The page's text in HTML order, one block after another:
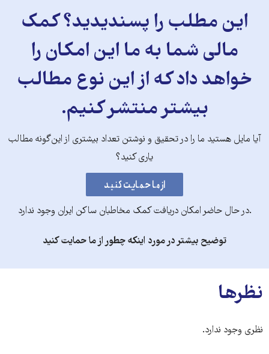
این مطلب را پسندیدید؟ کمک
مالی شما به ما این امکان را
خواهد داد که از این نوع مطالب
بیشتر منتشر کنیم.
آیا مایل هستید ما را در تحقیق و نوشتن تعداد بیشتری از این‌گونه مطالب
یاری کنید؟
.در حال حاضر امکان دریافت کمک مخاطبان ساکن ایران وجود ندارد
توضیح بیشتر در مورد اینکه چطور از ما حمایت کنید
نظرها
نظری وجود ندارد.